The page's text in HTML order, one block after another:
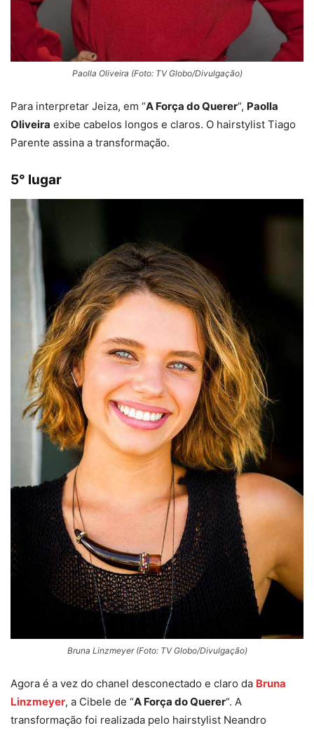
Paolla Oliveira (Foto: TV Globo/Divulgação)
Para interpretar Jeiza, em “A Força do Querer“, Paolla
Oliveira exibe cabelos longos e claros. O hairstylist Tiago
Parente assina a transformação.
5° lugar
Bruna Linzmeyer (Foto: TV Globo/Divulgação)
Agora é a vez do chanel desconectado e claro da Bruna
Linzmeyer, a Cibele de “A Força do Querer“. A
transformação foi realizada pelo hairstylist Neandro